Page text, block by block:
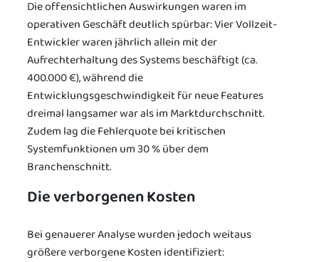
Die offensichtlichen Auswirkungen waren im
operativen Geschäft deutlich spürbar: Vier Vollzeit-
Entwickler waren jährlich allein mit der
Aufrechterhaltung des Systems beschäftigt (ca.
400.000 €), während die
Entwicklungsgeschwindigkeit für neue Features
dreimal langsamer war als im Marktdurchschnitt.
Zudem lag die Fehlerquote bei kritischen
Systemfunktionen um 30 % über dem
Branchenschnitt.
Die verborgenen Kosten
Bei genauerer Analyse wurden jedoch weitaus
größere verborgene Kosten identifiziert: